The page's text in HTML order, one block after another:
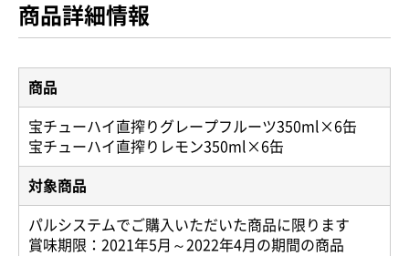
商品詳細情報
商品
宝チューハイ直搾りグレープフルーツ350ml×6缶
宝チューハイ直搾りレモン350ml×6缶
対象商品
パルシステムでご購入いただいた商品に限ります
賞味期限：2021年5月～2022年4月の期間の商品